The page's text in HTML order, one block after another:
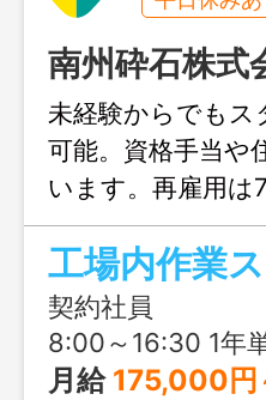
南州砕石株式
未経験からでもス
可能。資格手当や
います。再雇用は
り、地域インフラ
場です。
工場内作業
契約社員
8:00～16:30 1年
月給 175,000円～282,000円 基本給：